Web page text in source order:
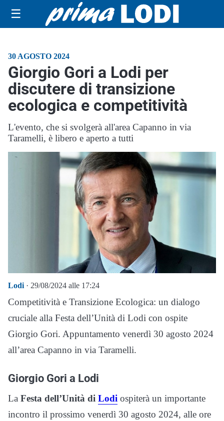
☰
30 AGOSTO 2024
Giorgio Gori a Lodi per
discutere di transizione
ecologica e competitività
L'evento, che si svolgerà all'area Capanno in via
Taramelli, è libero e aperto a tutti
Lodi· 29/08/2024 alle 17:24
Competitività e Transizione Ecologica: un dialogo
cruciale alla Festa dell’Unità di Lodi con ospite
Giorgio Gori. Appuntamento venerdì 30 agosto 2024
all’area Capanno in via Taramelli.
Giorgio Gori a Lodi
La Festa dell’Unità di Lodi ospiterà un importante
incontro il prossimo venerdì 30 agosto 2024, alle ore